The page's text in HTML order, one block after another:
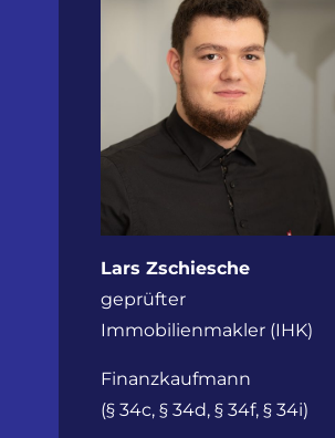
Lars Zschiesche
geprüfter
Immobilienmakler (IHK)
Finanzkaufmann
(§ 34c, § 34d, § 34f, § 34i)